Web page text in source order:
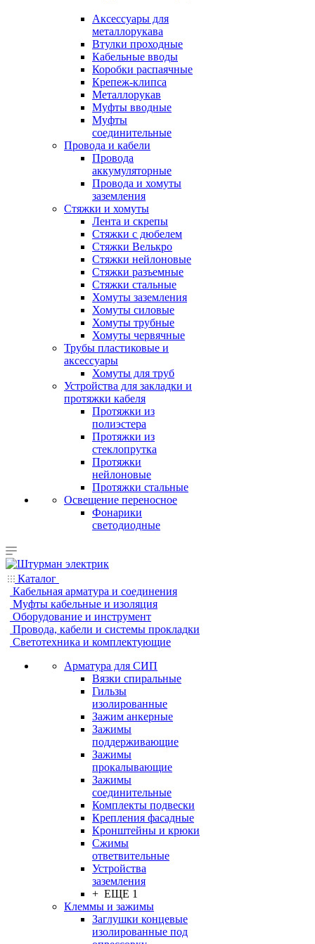
Аксессуары для
металлорукава
Втулки проходные
Кабельные вводы
Коробки распаячные
Крепеж-клипса
Металлорукав
Муфты вводные
Муфты
соединительные
Провода и кабели
Провода
аккумуляторные
Провода и хомуты
заземления
Стяжки и хомуты
Лента и скрепы
Стяжки c дюбелем
Стяжки Велькро
Стяжки нейлоновые
Стяжки разъемные
Стяжки стальные
Хомуты заземления
Хомуты силовые
Хомуты трубные
Хомуты червячные
Трубы пластиковые и
аксессуары
Хомуты для труб
Устройства для закладки и
протяжки кабеля
Протяжки из
полиэстера
Протяжки из
стеклопрутка
Протяжки
нейлоновые
Протяжки стальные
Освещение переносное
Фонарики
светодиодные
Каталог
Кабельная арматура и соединения
Муфты кабельные и изоляция
Оборудование и инструмент
Провода, кабели и системы прокладки
Светотехника и комплектующие
Арматура для СИП
Вязки спиральные
Гильзы
изолированные
Зажим анкерные
Зажимы
поддерживающие
Зажимы
прокалывающие
Зажимы
соединительные
Комплекты подвески
Крепления фасадные
Кронштейны и крюки
Сжимы
ответвительные
Устройства
заземления
+ ЕЩЕ 1
Клеммы и зажимы
Заглушки концевые
изолированные под